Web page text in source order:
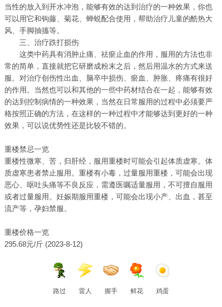
当性的放入到开水冲泡，能够有效的达到治疗的一种效果，你也
可以用它和钩藤、菊花、蝉蜕配合使用，帮助治疗儿童的酷热大
风、手脚抽搐等。
三、治疗跌打损伤
这类中药具有消肿止痛、祛瘀止血的作用，服用的方法也非
常的简单，直接就把它研磨成粉末之后，然后用温水的方式来送
服。对治疗创伤性出血、脑卒中损伤、瘀血、肿胀、疼痛有很好
的作用。当然也可以和其他的一些中药材结合在一起，能够有效
的达到控制病情的一种效果，当然在日常服用的过程中必须要严
格按照正确的方法，在这样的一种过程中才能够达到更好的一种
效果，可以说优势性还是比较不错的。
重楼禁忌一览
重楼性微寒、苦，归肝经，服用重楼时可能会引起体质虚寒。体
质虚寒患者禁止服用。重楼有小毒，过量服用重楼，可能会出现
恶心、呕吐头痛等不良反应，需遵医嘱适量服用，不可擅自服用
或者过量服用。妊娠期服用重楼，可能会出现小产、出血，甚至
流产等，孕妇禁服。
重楼价格一览
295.68元/斤 (2023-8-12)
路过 雷人 握手 鲜花 鸡蛋